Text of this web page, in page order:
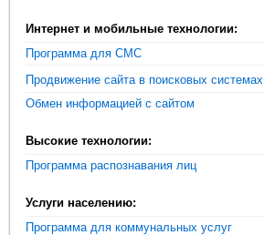
Интернет и мобильные технологии:
Программа для СМС
Продвижение сайта в поисковых системах
Обмен информацией с сайтом
Высокие технологии:
Программа распознавания лиц
Услуги населению:
Программа для коммунальных услуг